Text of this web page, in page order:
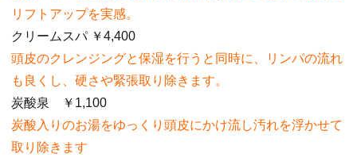
リフトアップを実感。
クリームスパ ￥4,400
頭皮のクレンジングと保湿を行うと同時に、リンパの流れ
も良くし、硬さや緊張取り除きます。
炭酸泉 ￥1,100
炭酸入りのお湯をゆっくり頭皮にかけ流し汚れを浮かせて
取り除きます